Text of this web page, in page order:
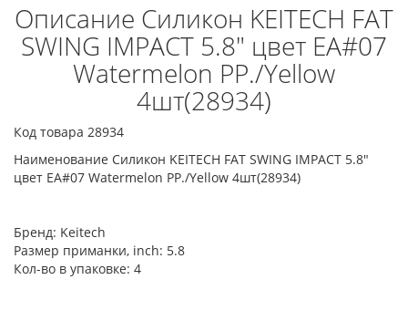
Описание Силикон KEITECH FAT
SWING IMPACT 5.8" цвет EA#07
Watermelon PP./Yellow
4шт(28934)
Код товара 28934
Наименование Силикон KEITECH FAT SWING IMPACT 5.8"
цвет EA#07 Watermelon PP./Yellow 4шт(28934)
Бренд: Keitech
Размер приманки, inch: 5.8
Кол-во в упаковке: 4